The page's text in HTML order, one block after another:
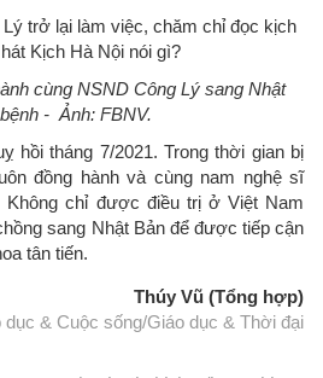
cùng NSND Công Lý sang Nhật
- Ảnh: FBNV.
hồi tháng 7/2021. Trong thời gian bị
đồng hành và cùng nam nghệ sĩ
chỉ được điều trị ở Việt Nam
sang Nhật Bản để được tiếp cận
tân tiến.
Thúy Vũ (Tổng hợp)
dục & Cuộc sống/Giáo dục & Thời đại